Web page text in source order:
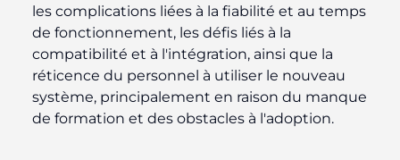
les complications liées à la fiabilité et au temps
de fonctionnement, les défis liés à la
compatibilité et à l'intégration, ainsi que la
réticence du personnel à utiliser le nouveau
système, principalement en raison du manque
de formation et des obstacles à l'adoption.